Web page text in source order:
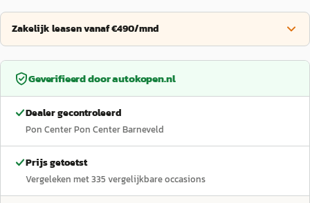
Zakelijk leasen vanaf €490/mnd
Geverifieerd doorautokopen.nl
Dealer gecontroleerd
Pon Center Pon Center Barneveld
Prijs getoetst
Vergeleken met335 vergelijkbare occasions